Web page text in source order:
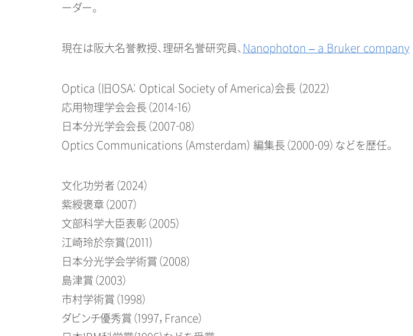
ーダー。
現在は阪大名誉教授、理研名誉研究員、 Nanophoton – a Bruker company
Optica (旧OSA: Optical Society of America)会長 (2022)
応用物理学会会長（2014-16）
日本分光学会会長（2007-08）
Optics Communications (Amsterdam) 編集長（2000-09）などを歴任。
文化功労者（2024）
紫綬褒章（2007）
文部科学大臣表彰（2005）
江崎玲於奈賞(2011)
日本分光学会学術賞（2008）
島津賞（2003）
市村学術賞（1998）
ダビンチ優秀賞（1997，France）